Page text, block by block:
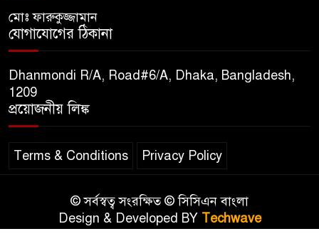
৯
সুমাইয়া হারুন: মিস মাল্টিন্যাশনাল
১০
মোঃ ফারুকুজ্জামান
যোগাযোগের ঠিকানা
Dhanmondi R/A, Road#6/A, Dhaka, Bangladesh,
1209
প্রয়োজনীয় লিঙ্ক
Terms & Conditions Privacy Policy
© সর্বস্বত্ব সংরক্ষিত © সিসিএন বাংলা
Design & Developed BY Techwave